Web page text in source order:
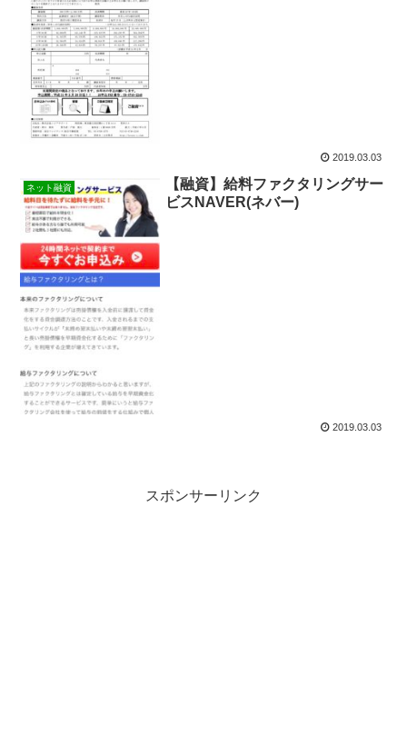
2019.03.03
ネット融資
【融資】給料ファクタリングサー
ビスNAVER(ネバー)
2019.03.03
スポンサーリンク